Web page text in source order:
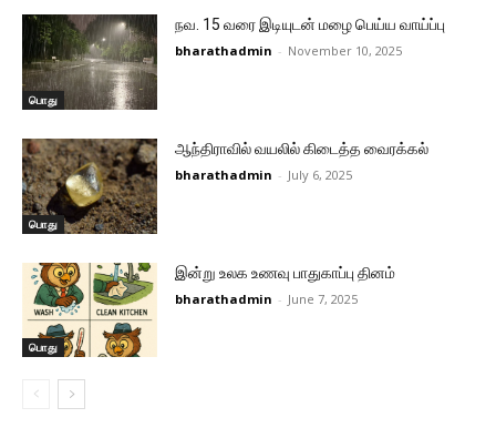
பொது
நவ. 15 வரை இடியுடன் மழை பெய்ய வாய்ப்பு
bharathadmin - November 10, 2025
பொது
ஆந்திராவில் வயலில் கிடைத்த வைரக்கல்
bharathadmin - July 6, 2025
பொது
இன்று உலக உணவு பாதுகாப்பு தினம்
bharathadmin - June 7, 2025